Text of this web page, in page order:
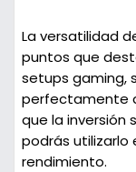
La versatilidad
puntos que
setups gaming,
perfectamente
que la inversión
podrás utilizarlo
rendimiento.